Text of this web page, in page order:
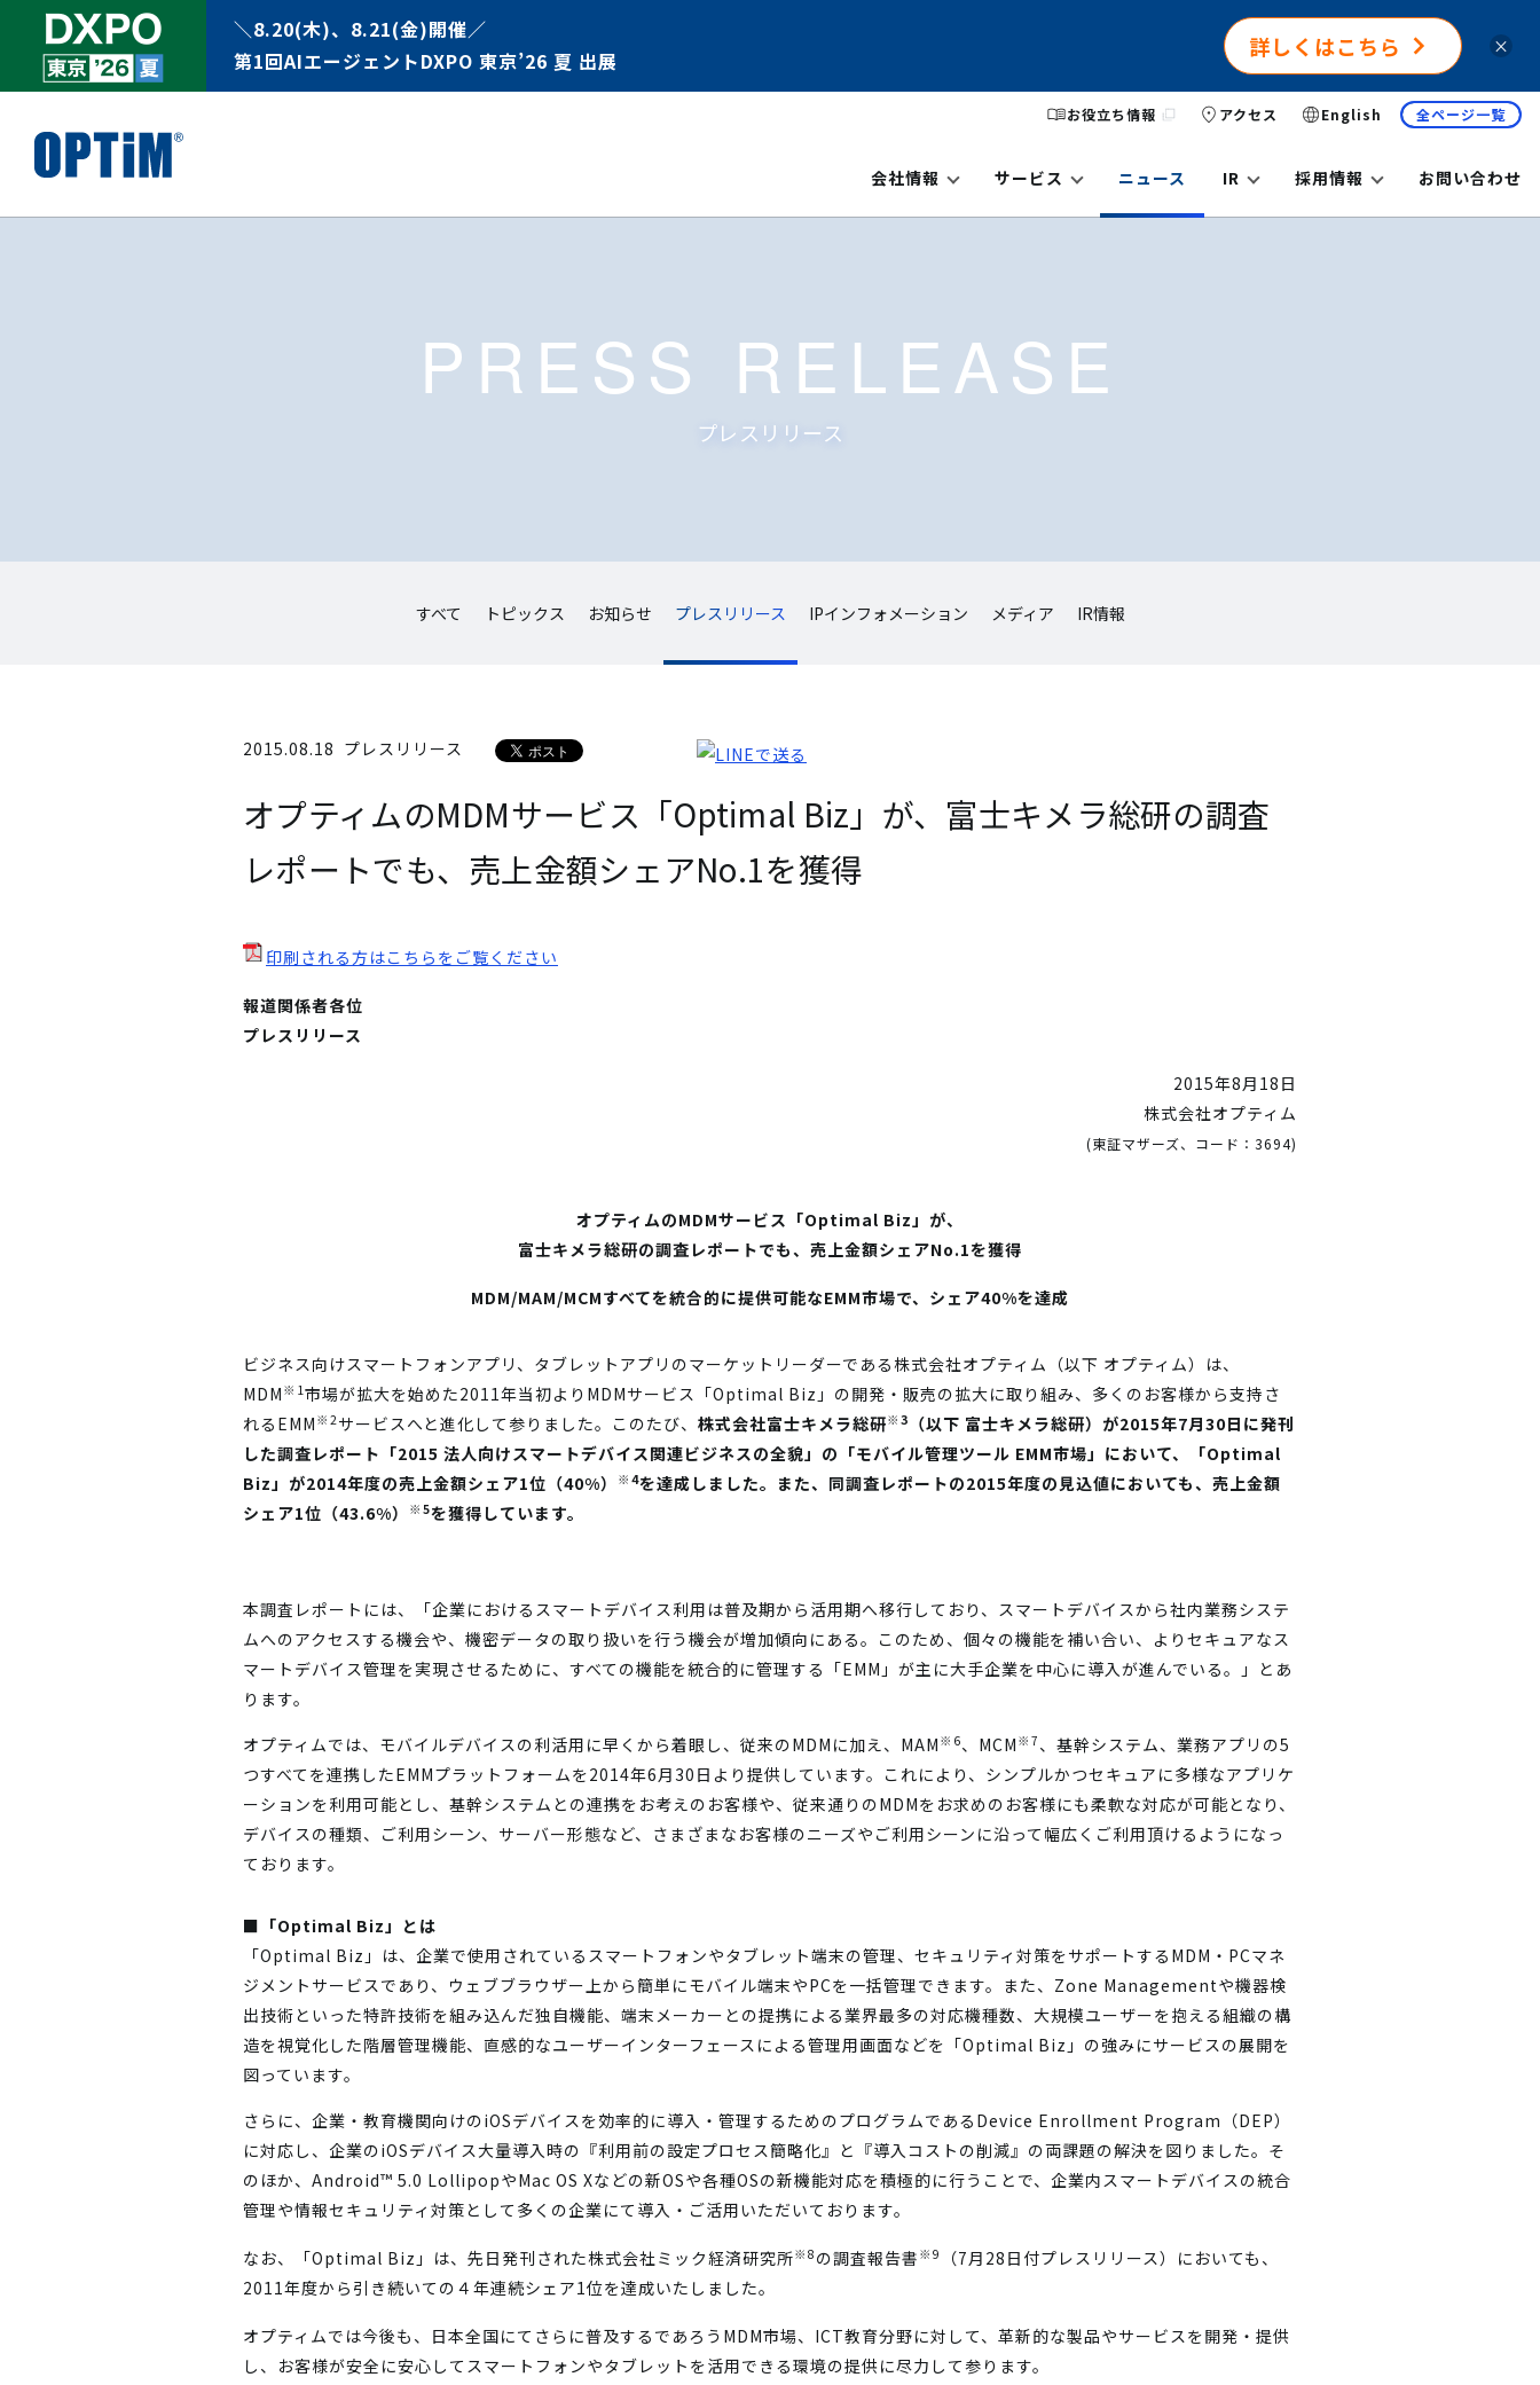
＼8.20(木)、8.21(金)開催／
第1回AIエージェントDXPO 東京’26 夏 出展
詳しくはこちら ×
お役立ち情報 アクセス English 全ページ一覧
会社情報 サービス ニュース IR 採用情報 お問い合わせ
PRESS RELEASE
プレスリリース
すべて トピックス お知らせ プレスリリース IPインフォメーション メディア IR情報
2015.08.18 プレスリリース
オプティムのMDMサービス「Optimal Biz」が、富士キメラ総研の調査
レポートでも、売上金額シェアNo.1を獲得
印刷される方はこちらをご覧ください
報道関係者各位
プレスリリース
2015年8月18日
株式会社オプティム
(東証マザーズ、コード：3694)
オプティムのMDMサービス「Optimal Biz」が、
富士キメラ総研の調査レポートでも、売上金額シェアNo.1を獲得
MDM/MAM/MCMすべてを統合的に提供可能なEMM市場で、シェア40%を達成
ビジネス向けスマートフォンアプリ、タブレットアプリのマーケットリーダーである株式会社オプティム（以下 オプティム）は、
MDM ※1 市場が拡大を始めた2011年当初よりMDMサービス「Optimal Biz」の開発・販売の拡大に取り組み、多くのお客様から支持さ
れるEMM ※2 サービスへと進化して参りました。このたび、 株式会社富士キメラ総研※3
（以下 富士キメラ総研）が2015年7月30日に発刊
した調査レポート「2015 法人向けスマートデバイス関連ビジネスの全貌」の「モバイル管理ツール EMM市場」において、「Optimal
Biz」が2014年度の売上金額シェア1位（40%）
※4を達成しました。また、同調査レポートの2015年度の見込値においても、売上金額
シェア1位（43.6%）
※5を獲得しています。
本調査レポートには、「企業におけるスマートデバイス利用は普及期から活用期へ移行しており、スマートデバイスから社内業務システ
ムへのアクセスする機会や、機密データの取り扱いを行う機会が増加傾向にある。このため、個々の機能を補い合い、よりセキュアなス
マートデバイス管理を実現させるために、すべての機能を統合的に管理する「EMM」が主に大手企業を中心に導入が進んでいる。」とあ
ります。
オプティムでは、モバイルデバイスの利活用に早くから着眼し、従来のMDMに加え、MAM ※6、MCM ※7 、基幹システム、業務アプリの5
つすべてを連携したEMMプラットフォームを2014年6月30日より提供しています。これにより、シンプルかつセキュアに多様なアプリケ
ーションを利用可能とし、基幹システムとの連携をお考えのお客様や、従来通りのMDMをお求めのお客様にも柔軟な対応が可能となり、
デバイスの種類、ご利用シーン、サーバー形態など、さまざまなお客様のニーズやご利用シーンに沿って幅広くご利用頂けるようになっ
ております。
■「Optimal Biz」とは
「Optimal Biz」は、企業で使用されているスマートフォンやタブレット端末の管理、セキュリティ対策をサポートするMDM・PCマネ
ジメントサービスであり、ウェブブラウザー上から簡単にモバイル端末やPCを一括管理できます。また、Zone Managementや機器検
出技術といった特許技術を組み込んだ独自機能、端末メーカーとの提携による業界最多の対応機種数、大規模ユーザーを抱える組織の構
造を視覚化した階層管理機能、直感的なユーザーインターフェースによる管理用画面などを「Optimal Biz」の強みにサービスの展開を
図っています。
さらに、企業・教育機関向けのiOSデバイスを効率的に導入・管理するためのプログラムであるDevice Enrollment Program（DEP）
に対応し、企業のiOSデバイス大量導入時の『利用前の設定プロセス簡略化』と『導入コストの削減』の両課題の解決を図りました。そ
のほか、Android™ 5.0 LollipopやMac OS Xなどの新OSや各種OSの新機能対応を積極的に行うことで、企業内スマートデバイスの統合
管理や情報セキュリティ対策として多くの企業にて導入・ご活用いただいております。
なお、「Optimal Biz」は、先日発刊された株式会社ミック経済研究所※8 の調査報告書 ※9
（7月28日付プレスリリース）においても、
2011年度から引き続いての４年連続シェア1位を達成いたしました。
オプティムでは今後も、日本全国にてさらに普及するであろうMDM市場、ICT教育分野に対して、革新的な製品やサービスを開発・提供
し、お客様が安全に安心してスマートフォンやタブレットを活用できる環境の提供に尽力して参ります。